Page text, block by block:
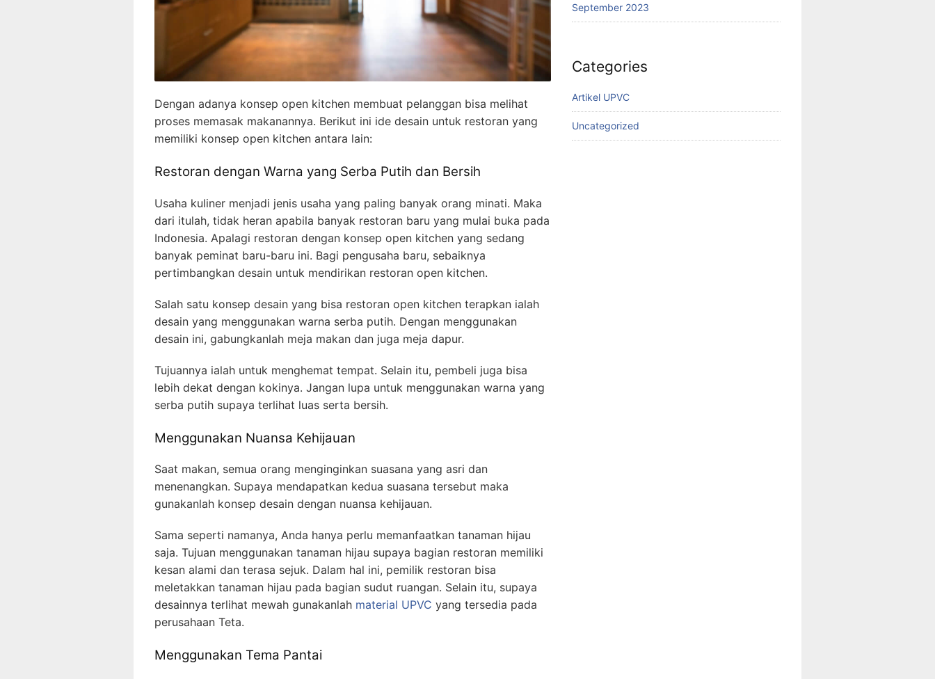
Dengan adanya konsep open kitchen membuat pelanggan bisa melihat
proses memasak makanannya. Berikut ini ide desain untuk restoran yang
memiliki konsep open kitchen antara lain:
Restoran dengan Warna yang Serba Putih dan Bersih
Usaha kuliner menjadi jenis usaha yang paling banyak orang minati. Maka
dari itulah, tidak heran apabila banyak restoran baru yang mulai buka pada
Indonesia. Apalagi restoran dengan konsep open kitchen yang sedang
banyak peminat baru-baru ini. Bagi pengusaha baru, sebaiknya
pertimbangkan desain untuk mendirikan restoran open kitchen.
Salah satu konsep desain yang bisa restoran open kitchen terapkan ialah
desain yang menggunakan warna serba putih. Dengan menggunakan
desain ini, gabungkanlah meja makan dan juga meja dapur.
Tujuannya ialah untuk menghemat tempat. Selain itu, pembeli juga bisa
lebih dekat dengan kokinya. Jangan lupa untuk menggunakan warna yang
serba putih supaya terlihat luas serta bersih.
Menggunakan Nuansa Kehijauan
Saat makan, semua orang menginginkan suasana yang asri dan
menenangkan. Supaya mendapatkan kedua suasana tersebut maka
gunakanlah konsep desain dengan nuansa kehijauan.
Sama seperti namanya, Anda hanya perlu memanfaatkan tanaman hijau
saja. Tujuan menggunakan tanaman hijau supaya bagian restoran memiliki
kesan alami dan terasa sejuk. Dalam hal ini, pemilik restoran bisa
meletakkan tanaman hijau pada bagian sudut ruangan. Selain itu, supaya
desainnya terlihat mewah gunakanlah material UPVC yang tersedia pada
perusahaan Teta.
Menggunakan Tema Pantai
September 2023
Categories
Artikel UPVC
Uncategorized